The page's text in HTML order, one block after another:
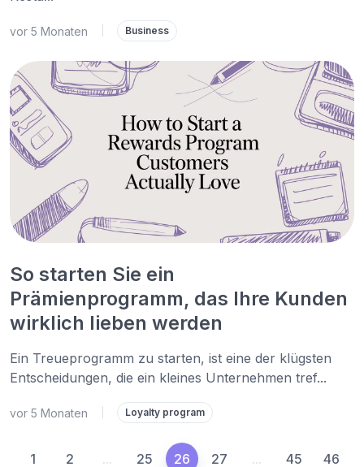
vor 5 Monaten Business
So starten Sie ein
Prämienprogramm, das Ihre Kunden
wirklich lieben werden
Ein Treueprogramm zu starten, ist eine der klügsten
Entscheidungen, die ein kleines Unternehmen tref...
vor 5 Monaten Loyalty program
1 2 ... 25 26 27 ... 45 46